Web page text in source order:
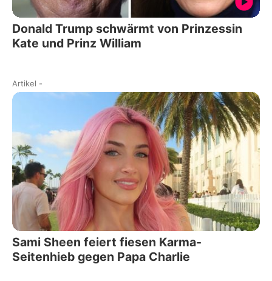
Donald Trump schwärmt von Prinzessin
Kate und Prinz William
Artikel -
Sami Sheen feiert fiesen Karma-
Seitenhieb gegen Papa Charlie